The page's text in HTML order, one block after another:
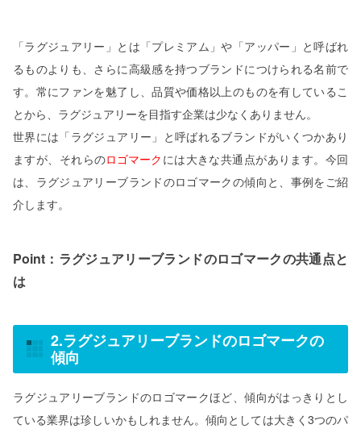
「ラグジュアリー」とは「プレミアム」や「アッパー」と呼ばれ
るものよりも、さらに高級感を持つブランドにつけられる名前で
す。常にファンを魅了し、品質や価格以上のものを有しているこ
とから、ラグジュアリーを目指す企業は少なくありません。
世界には「ラグジュアリー」と呼ばれるブランドがいくつかあり
ますが、それらのロゴマーク には大きな共通点があります。今回
は、ラグジュアリーブランドのロゴマークの傾向と、事例をご紹
介します。
Point：ラグジュアリーブランドのロゴマークの共通点と
は
2.ラグジュアリーブランドのロゴマークの
傾向
ラグジュアリーブランドのロゴマークほど、傾向がはっきりとし
ている業界は珍しいかもしれません。傾向としては大きく3つのパ